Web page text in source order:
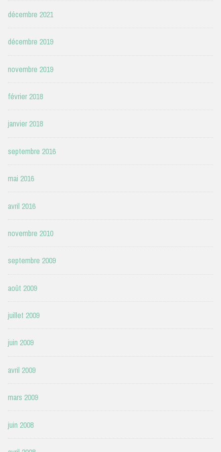
décembre 2021
décembre 2019
novembre 2019
février 2018
janvier 2018
septembre 2016
mai 2016
avril 2016
novembre 2010
septembre 2009
août 2009
juillet 2009
juin 2009
avril 2009
mars 2009
juin 2008